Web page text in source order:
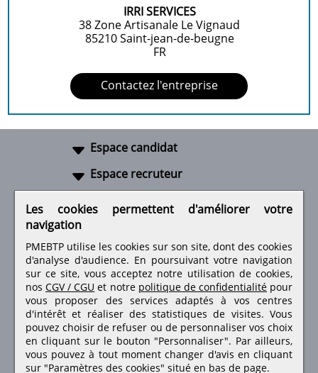
IRRI SERVICES
38 Zone Artisanale Le Vignaud
85210Saint-jean-de-beugne
FR
Contactez l'entreprise
Espace candidat
Espace recruteur
Retrouvez-nous sur les réseaux sociaux
Les cookies permettent d'améliorer votre
navigation
PMEBTP utilise les cookies sur son site, dont des cookies
d'analyse d'audience. En poursuivant votre navigation
sur ce site, vous acceptez notre utilisation de cookies,
nos CGV / CGU et notre politique de confidentialité pour
vous proposer des services adaptés à vos centres
d'intérêt et réaliser des statistiques de visites.Vous
pouvez choisir de refuser ou de personnaliser vos choix
en cliquant sur le bouton "Personnaliser". Par ailleurs,
vous pouvez à tout moment changer d'avis en cliquant
sur "Paramètres des cookies" situé en bas de page.